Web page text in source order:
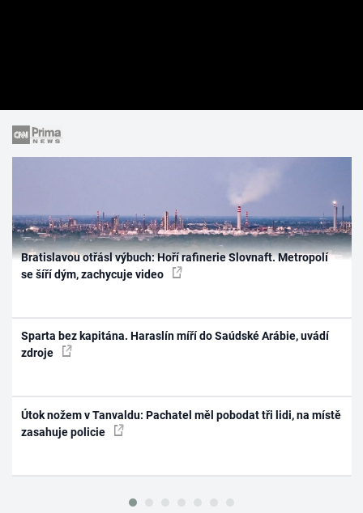
Bratislavou otřásl výbuch: Hoří rafinerie Slovnaft. Metropolí
se šíří dým, zachycuje video
Sparta bez kapitána. Haraslín míří do Saúdské Arábie, uvádí
zdroje
Útok nožem v Tanvaldu: Pachatel měl pobodat tři lidi, na místě
zasahuje policie